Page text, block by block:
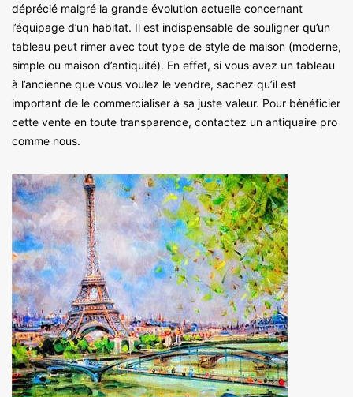
déprécié malgré la grande évolution actuelle concernant
l’équipage d’un habitat. Il est indispensable de souligner qu’un
tableau peut rimer avec tout type de style de maison (moderne,
simple ou maison d’antiquité). En effet, si vous avez un tableau
à l’ancienne que vous voulez le vendre, sachez qu’il est
important de le commercialiser à sa juste valeur. Pour bénéficier
cette vente en toute transparence, contactez un antiquaire pro
comme nous.